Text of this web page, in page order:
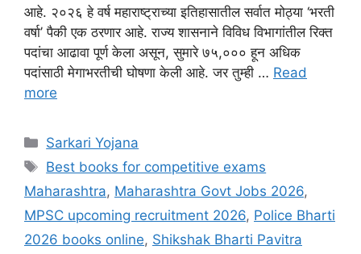
आहे. २०२६ हे वर्ष महाराष्ट्राच्या इतिहासातील सर्वात मोठ्या ‘भरती
वर्षा’ पैकी एक ठरणार आहे. राज्य शासनाने विविध विभागांतील रिक्त
पदांचा आढावा पूर्ण केला असून, सुमारे ७५,००० हून अधिक
पदांसाठी मेगाभरतीची घोषणा केली आहे. जर तुम्ही … Read
more
Categories
Sarkari Yojana
Tags
Best books for competitive exams
Maharashtra, Maharashtra Govt Jobs 2026,
MPSC upcoming recruitment 2026, Police Bharti
2026 books online, Shikshak Bharti Pavitra